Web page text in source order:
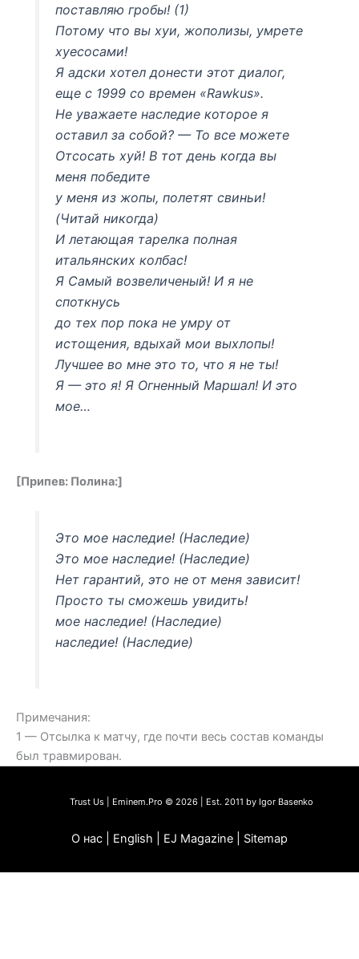
поставляю гробы! (1)
Потому что вы хуи, жополизы, умрете
хуесосами!
Я адски хотел донести этот диалог,
еще с 1999 со времен «Rawkus».
Не уважаете наследие которое я
оставил за собой? — То все можете
Отсосать хуй! В тот день когда вы
меня победите
у меня из жопы, полетят свиньи!
(Читай никогда)
И летающая тарелка полная
итальянских колбас!
Я Самый возвеличеный! И я не
споткнусь
до тех пор пока не умру от
истощения, вдыхай мои выхлопы!
Лучшее во мне это то, что я не ты!
Я — это я! Я Огненный Маршал! И это
мое…
[Припев: Полина:]
Это мое наследие! (Наследие)
Это мое наследие! (Наследие)
Нет гарантий, это не от меня зависит!
Просто ты сможешь увидить!
мое наследие! (Наследие)
наследие! (Наследие)
Примечания:
1 — Отсылка к матчу, где почти весь состав команды
был травмирован.
Trust Us | Eminem.Pro © 2026 | Est. 2011 by Igor Basenko
О нас | English | EJ Magazine | Sitemap